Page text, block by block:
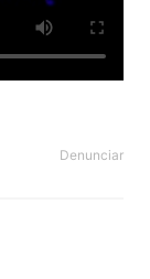
Denunciar